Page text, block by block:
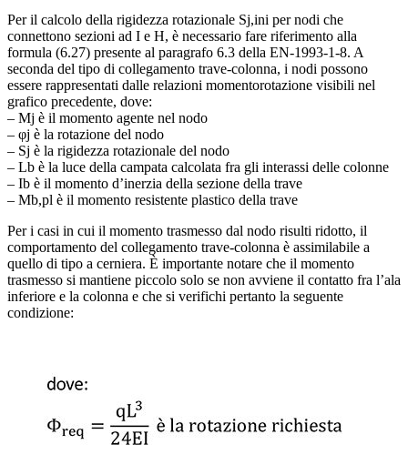
Per il calcolo della rigidezza rotazionale Sj,ini per nodi che
connettono sezioni ad I e H, è necessario fare riferimento alla
formula (6.27) presente al paragrafo 6.3 della EN-1993-1-8. A
seconda del tipo di collegamento trave-colonna, i nodi possono
essere rappresentati dalle relazioni momentorotazione visibili nel
grafico precedente, dove:
– Mj è il momento agente nel nodo
– φj è la rotazione del nodo
– Sj è la rigidezza rotazionale del nodo
– Lb è la luce della campata calcolata fra gli interassi delle colonne
– Ib è il momento d’inerzia della sezione della trave
– Mb,pl è il momento resistente plastico della trave
Per i casi in cui il momento trasmesso dal nodo risulti ridotto, il
comportamento del collegamento trave-colonna è assimilabile a
quello di tipo a cerniera. È importante notare che il momento
trasmesso si mantiene piccolo solo se non avviene il contatto fra l’ala
inferiore e la colonna e che si verifichi pertanto la seguente
condizione: